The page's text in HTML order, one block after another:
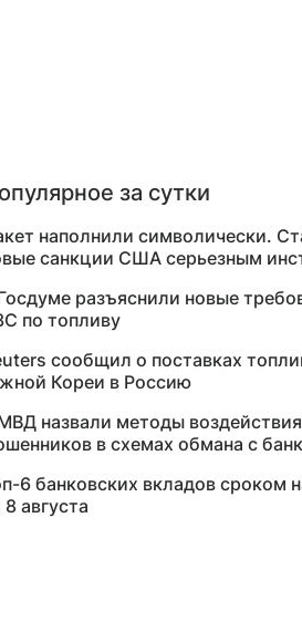
за сутки
наполнили символически.
санкции США серьезным
разъяснили новые
по топливу
сообщил о поставках
Кореи в Россию
назвали методы воздействия
в схемах обмана с
6 банковских вкладов сроком
8 августа